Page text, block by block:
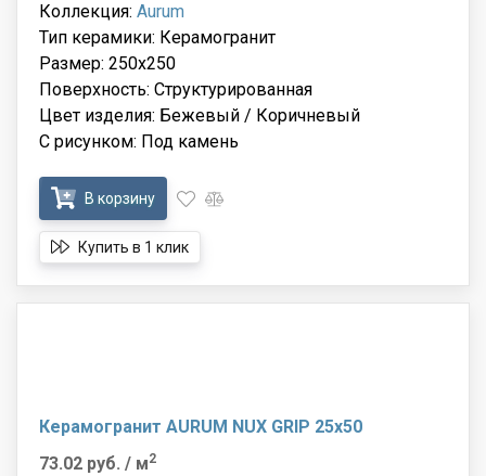
Коллекция: Aurum
Тип керамики: Керамогранит
Размер: 250x250
Поверхность: Структурированная
Цвет изделия: Бежевый / Коричневый
С рисунком: Под камень
В корзину
Купить в 1 клик
Керамогранит AURUM NUX GRIP 25x50
73.02 руб. / м2